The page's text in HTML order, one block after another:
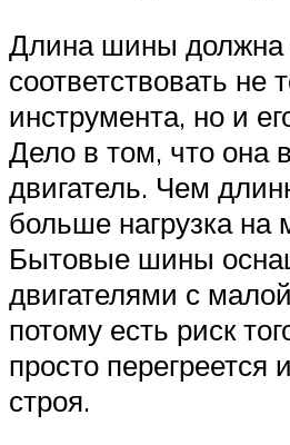
Длина шины должна
соответствовать не
инструмента, но и
Дело в том, что она
двигатель. Чем
больше нагрузка на
Бытовые шины
двигателями с
потому есть риск
просто перегреется
строя.